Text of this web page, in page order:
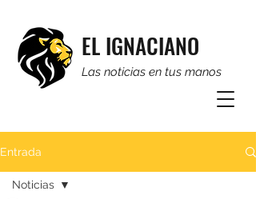
EL IGNACIANO
Las noticias en tus manos
Entrada
Noticias